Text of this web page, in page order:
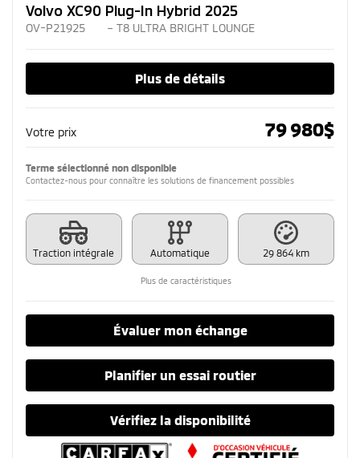
Volvo XC90 Plug-In Hybrid 2025
OV-P21925 – T8 ULTRA BRIGHT LOUNGE
Plus de détails
Votre prix 79 980$
Terme sélectionné non disponible
Contactez-nous pour connaître les solutions de financement possibles
Traction intégrale Automatique 29 864 km
Plus de caractéristiques
Évaluer mon échange
Planifier un essai routier
Vérifiez la disponibilité